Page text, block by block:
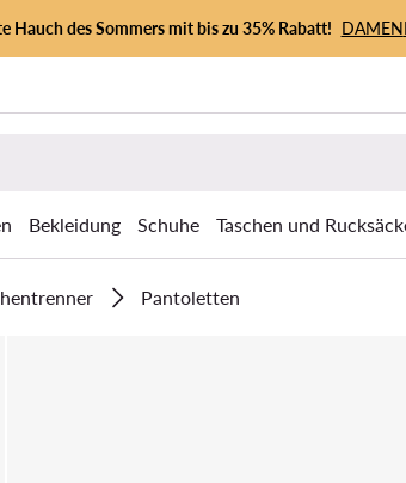
Hauch des Sommers mit bis zu 35% Rabatt! DAMEN
Bekleidung Schuhe Taschen und
Pantoletten